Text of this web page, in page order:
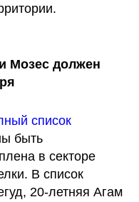
Мозес должен
список
быть
в секторе
В список
20-летняя Агам